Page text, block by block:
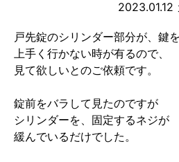
2023.01.12
戸先錠のシリンダー部分が、鍵
上手く行かない時が有るので、
見て欲しいとのご依頼です。
錠前をバラして見たのですが
シリンダーを、固定するネジが
緩んでいるだけでした。